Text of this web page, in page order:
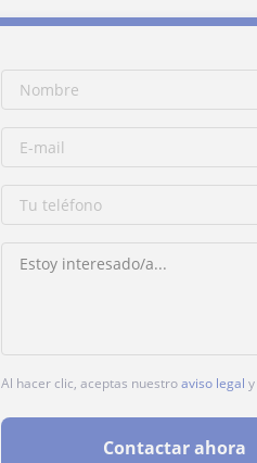
Al hacer clic, aceptas nuestroaviso legal
Contactar ahora